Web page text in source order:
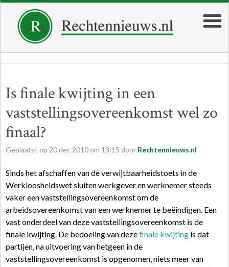
Is finale kwijting in een
vaststellingsovereenkomst wel zo
finaal?
Geplaatst op 20 dec 2010 om 13:15 door Rechtennieuws.nl
Sinds het afschaffen van de verwijtbaarheidstoets in de
Werkloosheidswet sluiten werkgever en werknemer steeds
vaker een vaststellingsovereenkomst om de
arbeidsovereenkomst van een werknemer te beëindigen. Een
vast onderdeel van deze vaststellingsovereenkomst is de
finale kwijting. De bedoeling van dezefinale kwijting is dat
partijen, na uitvoering van hetgeen in de
vaststellingsovereenkomst is opgenomen, niets meer van